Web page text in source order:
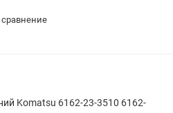
сравнение
Komatsu 6162-23-3510 6162-